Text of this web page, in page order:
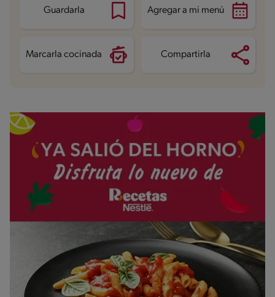
Proteína
Grasas saturadas 1.7 g
Guardarla Agregar a mi menú
Marcarla cocinada Compartirla